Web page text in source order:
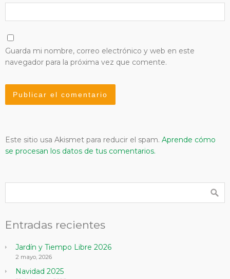
Guarda mi nombre, correo electrónico y web en este
navegador para la próxima vez que comente.
Este sitio usa Akismet para reducir el spam. Aprende cómo
se procesan los datos de tus comentarios.
Entradas recientes
Jardín y Tiempo Libre 2026
2 mayo, 2026
Navidad 2025